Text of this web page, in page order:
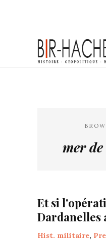
mer
Et si
Dardanelles
Hist. militaire,